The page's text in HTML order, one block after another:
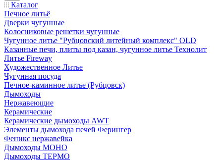
Каталог
Печное литьё
Дверки чугунные
Колосниковые решетки чугунные
Чугунное литье "Рубцовский литейный комплекс" OLD
Казанные печи, плиты под казан, чугунное литье Технолит
Литье Fireway
Художественное Литье
Чугунная посуда
Печное-каминное литье (Рубцовск)
Дымоходы
Нержавеющие
Керамические
Керамические дымоходы AWT
Элементы дымохода печей Ферингер
Феникс нержавейка
Дымоходы МОНО
Дымоходы ТЕРМО